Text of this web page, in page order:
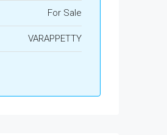
For Sale
VARAPPETTY